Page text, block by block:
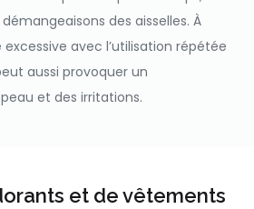
des aisselles. À
excessive avec l’utilisation répétée
aussi provoquer un
et des irritations.
et de vêtements